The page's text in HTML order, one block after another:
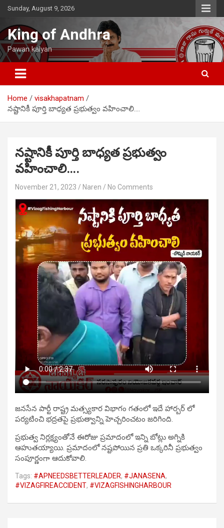
Skip
content
Sunday, August 9, 2026
King of Andhra
Pawan kalyan
Home
visakhapatnam
నష్టానికీ పూర్తి బాధ్యత ప్రభుత్వం వహించాలి….
నష్టానికీ పూర్తి బాధ్యత ప్రభుత్వం
వహించాలి….
November 21, 2023 Naren No Comments
జనసేన పార్టీ రాష్ట్ర మత్స్యకార విభాగం గతంలో ఇదే హార్బర్ లో
పర్యటించి భద్రతపై ప్రభుత్వాన్ని హెచ్చరించటం జరిగింది.
ప్రభుత్వ నిర్లక్ష్యంతోనే ఈరోజు ప్రమాదంలో ఇన్ని బోట్లు అగ్నికి
ఆహుతయ్యాయి. ప్రమాదంలో నష్టపోయిన ప్రతి ఒక్కరినీ ప్రభుత్వం
సంపూర్ణంగా ఆదుకోవాలి.
Tags: #APNEEDSBETTERLEADER, #JANASENA,
#VIZAGFIREACCIDENT, #VIZAGFISHINGHARBOUR